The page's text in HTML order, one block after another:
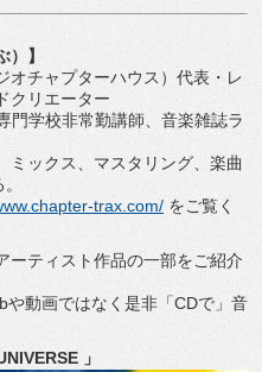
】
オチャプターハウス）代表・レ
クリエーター
門学校非常勤講師、音楽雑誌ラ
ミックス、マスタリング、楽曲
trax.com/ をご覧く
ーティスト作品の一部をご紹介
動画ではなく是非「CDで」音
」